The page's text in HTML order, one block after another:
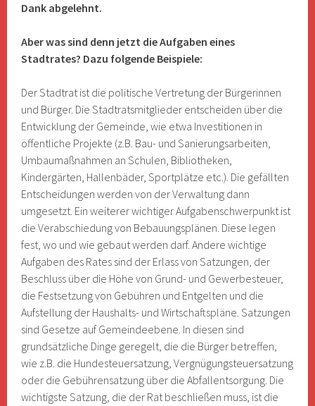
Dank abgelehnt.
Aber was sind denn jetzt die Aufgaben eines
Stadtrates? Dazu folgende Beispiele:
Der Stadtrat ist die politische Vertretung der Bürgerinnen
und Bürger. Die Stadtratsmitglieder entscheiden über die
Entwicklung der Gemeinde, wie etwa Investitionen in
öffentliche Projekte (z.B. Bau- und Sanierungsarbeiten,
Umbaumaßnahmen an Schulen, Bibliotheken,
Kindergärten, Hallenbäder, Sportplätze etc.). Die gefällten
Entscheidungen werden von der Verwaltung dann
umgesetzt. Ein weiterer wichtiger Aufgabenschwerpunkt ist
die Verabschiedung von Bebauungsplänen. Diese legen
fest, wo und wie gebaut werden darf. Andere wichtige
Aufgaben des Rates sind der Erlass von Satzungen, der
Beschluss über die Höhe von Grund- und Gewerbesteuer,
die Festsetzung von Gebühren und Entgelten und die
Aufstellung der Haushalts- und Wirtschaftspläne. Satzungen
sind Gesetze auf Gemeindeebene. In diesen sind
grundsätzliche Dinge geregelt, die die Bürger betreffen,
wie z.B. die Hundesteuersatzung, Vergnügungsteuersatzung
oder die Gebührensatzung über die Abfallentsorgung. Die
wichtigste Satzung, die der Rat beschließen muss, ist die